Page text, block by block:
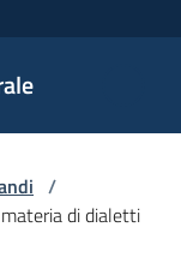
/
di dialetti